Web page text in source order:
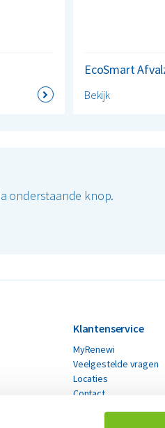
EcoSmart
Bekijk
onderstaande knop.
Klantenservice
MyRenewi
Veelgestelde vragen
Locaties
Contact